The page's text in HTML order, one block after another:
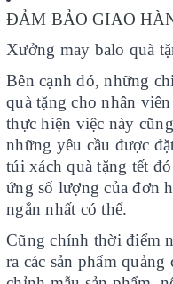
ĐẢM BẢO GIAO
Xưởng may balo quà
Bên cạnh đó, những
quà tặng cho nhân
thực hiện việc này
những yêu cầu được
túi xách quà tặng tết
ứng số lượng của đơn
ngắn nhất có thể.
Cũng chính thời điểm
ra các sản phẩm